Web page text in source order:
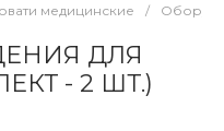
медицинские /
ДЛЯ
- 2 ШТ.)